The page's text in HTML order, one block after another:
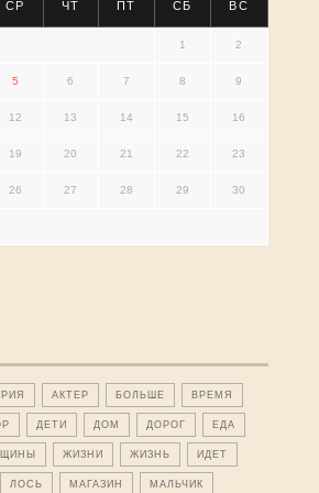
СР ЧТ ПТ СБ ВС
1 2
5 6 7 8 9
12 13 14 15 16
19 20 21 22 23
26 27 28 29 30
АКТЕР БОЛЬШЕ ВРЕМЯ
ДЕТИ ДОМ ДОРОГ ЕДА
ЖИЗНИ ЖИЗНЬ ИДЕТ
ЛОСЬ МАГАЗИН МАЛЬЧИК